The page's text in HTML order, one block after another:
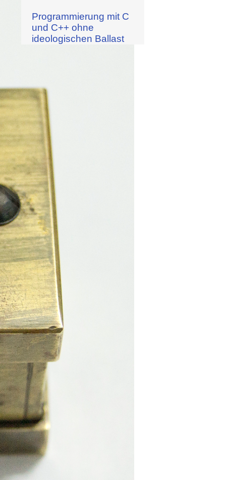
Programmierung mit C
und C++ ohne
ideologischen Ballast